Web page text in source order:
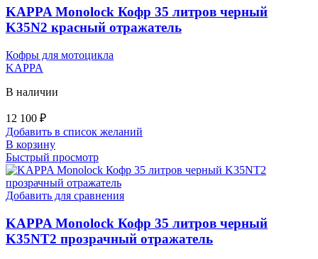
KAPPA Monolock Кофр 35 литров черный
K35N2 красный отражатель
Кофры для мотоцикла
KAPPA
В наличии
12 100 ₽
Добавить в список желаний
В корзину
Быстрый просмотр
Добавить для сравнения
KAPPA Monolock Кофр 35 литров черный
K35NT2 прозрачный отражатель